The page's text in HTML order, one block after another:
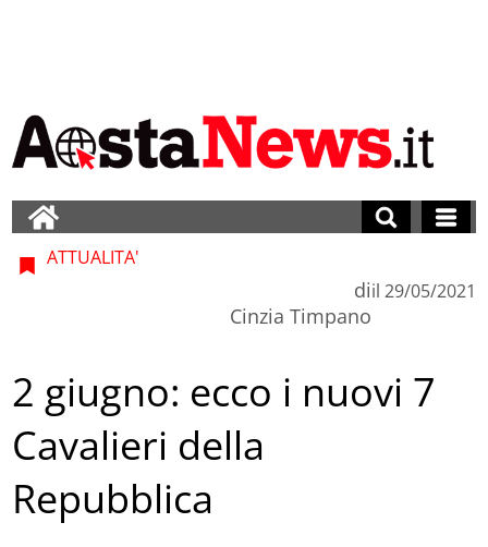
ATTUALITA'
di
Cinzia Timpano
il 29/05/2021
2 giugno: ecco i nuovi 7
Cavalieri della
Repubblica